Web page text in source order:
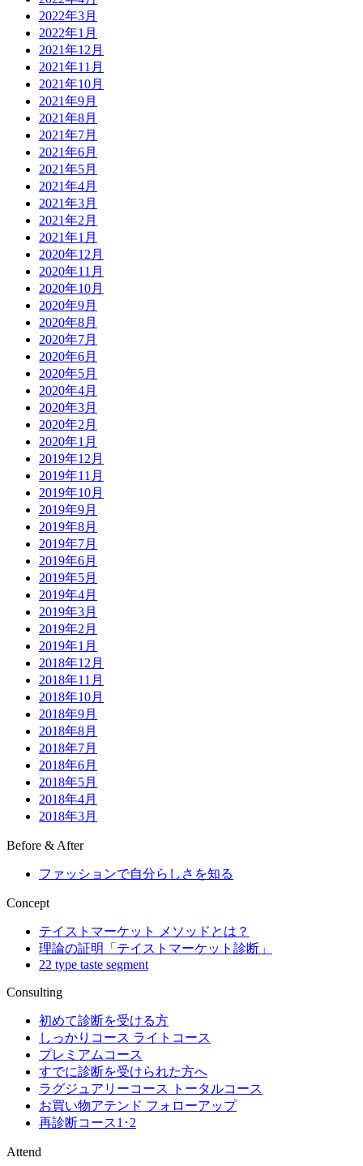
2022年3月
2022年1月
2021年12月
2021年11月
2021年10月
2021年9月
2021年8月
2021年7月
2021年6月
2021年5月
2021年4月
2021年3月
2021年2月
2021年1月
2020年12月
2020年11月
2020年10月
2020年9月
2020年8月
2020年7月
2020年6月
2020年5月
2020年4月
2020年3月
2020年2月
2020年1月
2019年12月
2019年11月
2019年10月
2019年9月
2019年8月
2019年7月
2019年6月
2019年5月
2019年4月
2019年3月
2019年2月
2019年1月
2018年12月
2018年11月
2018年10月
2018年9月
2018年8月
2018年7月
2018年6月
2018年5月
2018年4月
2018年3月
Before & After
ファッションで自分らしさを知る
Concept
テイストマーケット メソッドとは？
理論の証明「テイストマーケット診断」
22 type taste segment
Consulting
初めて診断を受ける方
しっかりコース ライトコース
プレミアムコース
すでに診断を受けられた方へ
ラグジュアリーコース トータルコース
お買い物アテンド フォローアップ
再診断コース1･2
Attend